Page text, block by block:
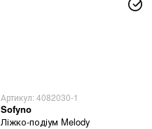
Артикул: 4082030-1
Sofyno
Ліжко-подіум Melody